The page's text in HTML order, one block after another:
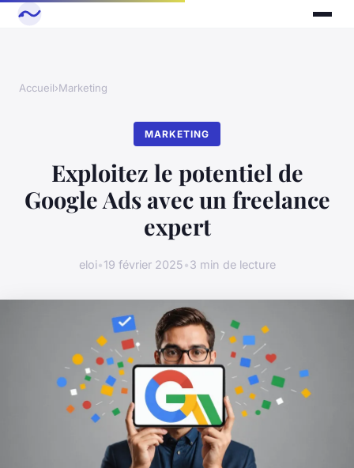
Accueil›Marketing
MARKETING
Exploitez le potentiel de
Google Ads avec un freelance
expert
eloi•19 février 2025•3 min de lecture